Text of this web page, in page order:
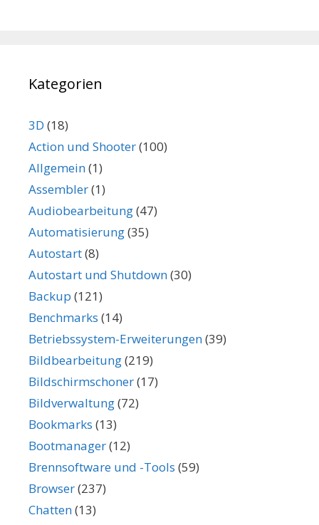
Kategorien
3D (18)
Action und Shooter(100)
Allgemein(1)
Assembler(1)
Audiobearbeitung(47)
Automatisierung(35)
Autostart(8)
Autostart und Shutdown(30)
Backup (121)
Benchmarks (14)
Betriebssystem-Erweiterungen(39)
Bildbearbeitung(219)
Bildschirmschoner(17)
Bildverwaltung(72)
Bookmarks (13)
Bootmanager(12)
Brennsoftware und -Tools (59)
Browser(237)
Chatten(13)